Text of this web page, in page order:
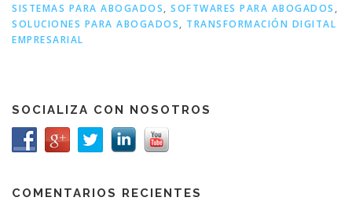
SISTEMAS PARA ABOGADOS, SOFTWARES PARA ABOGADOS ,
SOLUCIONES PARA ABOGADOS, TRANSFORMACIÓN DIGITAL
EMPRESARIAL
SOCIALIZA CON NOSOTROS
COMENTARIOS RECIENTES